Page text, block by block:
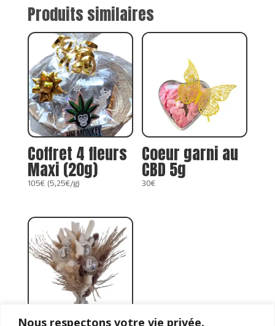
Nous respectons votre vie privée.
Produits similaires
Coffret 4 fleurs
Maxi (20g)
105€ (5,25€/g)
Coeur garni au
CBD 5g
30€